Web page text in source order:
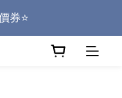
道🎒
券⭐️